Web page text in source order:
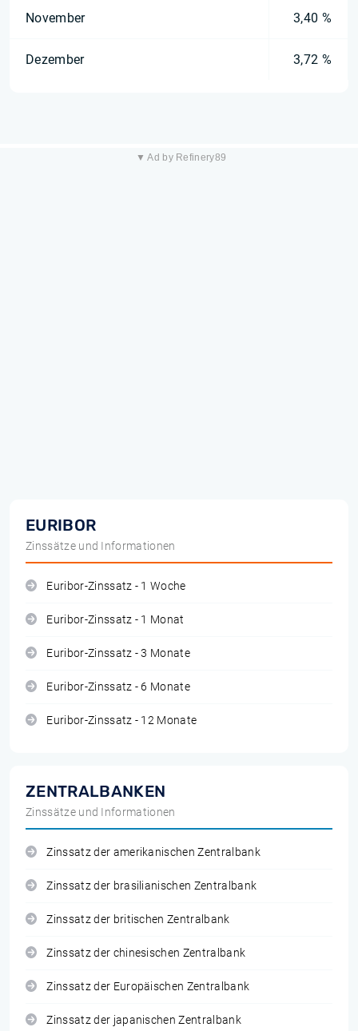
November 3,40 %
Dezember 3,72 %
▼ Ad by Refinery89
EURIBOR
Zinssätze und Informationen
Euribor-Zinssatz - 1 Woche
Euribor-Zinssatz - 1 Monat
Euribor-Zinssatz - 3 Monate
Euribor-Zinssatz - 6 Monate
Euribor-Zinssatz - 12 Monate
ZENTRALBANKEN
Zinssätze und Informationen
Zinssatz der amerikanischen Zentralbank
Zinssatz der brasilianischen Zentralbank
Zinssatz der britischen Zentralbank
Zinssatz der chinesischen Zentralbank
Zinssatz der Europäischen Zentralbank
Zinssatz der japanischen Zentralbank